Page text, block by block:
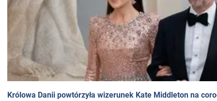
Królowa Danii powtórzyła wizerunek Kate Middleton na